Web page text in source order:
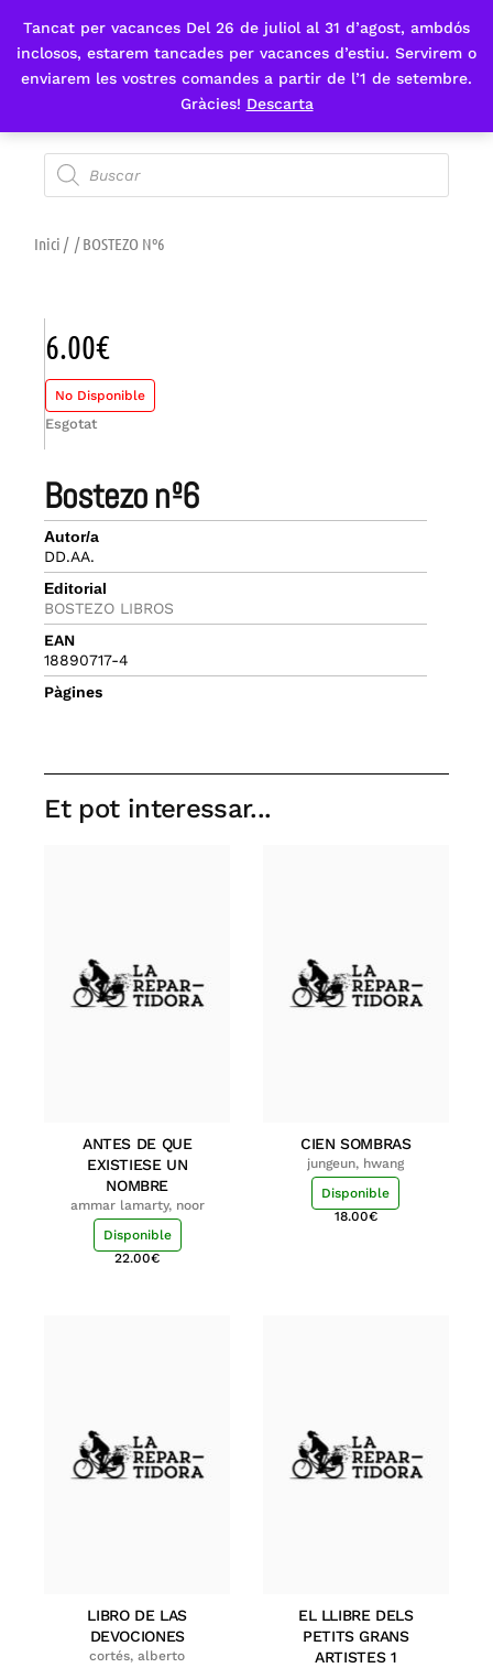
Tancat per vacances Del 26 de juliol al 31 d’agost, ambdós
inclosos, estarem tancades per vacances d’estiu. Servirem o
enviarem les vostres comandes a partir de l’1 de setembre.
Gràcies! Descarta
Fes-te'n sòcia
Inici / / BOSTEZO Nº6
bostezo nº6
Autor/a
DD.AA.
Editorial
BOSTEZO LIBROS
EAN
18890717-4
Pàgines
6.00€
No Disponible
Esgotat
Et pot interessar...
ANTES DE QUE
EXISTIESE UN
NOMBRE
ammar lamarty, noor
Disponible
22.00€
CIEN SOMBRAS
jungeun, hwang
Disponible
18.00€
LIBRO DE LAS
DEVOCIONES
cortés, alberto
EL LLIBRE DELS
PETITS GRANS
ARTISTES 1